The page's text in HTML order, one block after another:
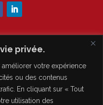
privée.
votre expérience
ou des contenus
En cliquant sur « Tout
utilisation des